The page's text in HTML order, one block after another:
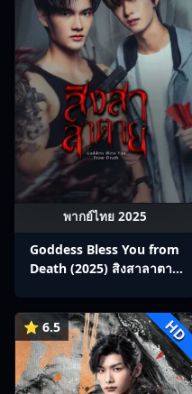
พากย์ไทย 2025
Goddess Bless You from
Death (2025) สิงสาลาตาย
⭐ 6.5 HD